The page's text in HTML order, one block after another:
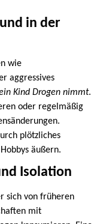
in der
wie
aggressives
Kind Drogen nimmt.
oder regelmäßig
plötzliches
äußern.
Isolation
sich von früheren
mit